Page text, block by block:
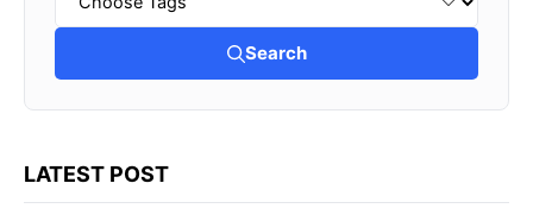
Search
LATEST POST